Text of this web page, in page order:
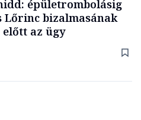
épületrombolásig
bizalmasának
előtt az ügy